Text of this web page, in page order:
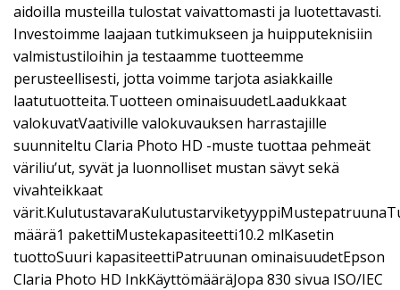
aidoilla musteilla tulostat vaivattomasti ja luotettavasti.
Investoimme laajaan tutkimukseen ja huipputeknisiin
valmistustiloihin ja testaamme tuotteemme
perusteellisesti, jotta voimme tarjota asiakkaille
laatutuotteita.Tuotteen ominaisuudetLaadukkaat
valokuvatVaativille valokuvauksen harrastajille
suunniteltu Claria Photo HD -muste tuottaa pehmeät
väriliu’ut, syvät ja luonnolliset mustan sävyt sekä
vivahteikkaat
määrä1 pakettiMustekapasiteetti10.2 mlKasetin
tuottoSuuri kapasiteettiPatruunan ominaisuudetEpson
Claria Photo HD InkKäyttömääräJopa 830 sivua ISO/IEC